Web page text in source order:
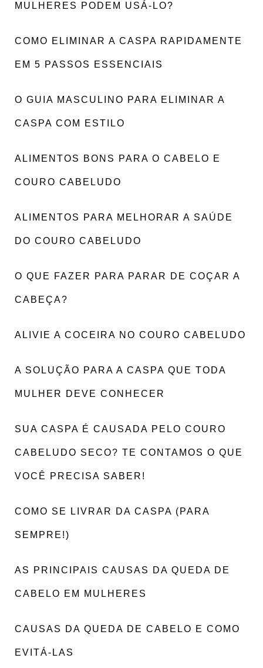
MULHERES PODEM USÁ-LO?
COMO ELIMINAR A CASPA RAPIDAMENTE
EM 5 PASSOS ESSENCIAIS
O GUIA MASCULINO PARA ELIMINAR A
CASPA COM ESTILO
ALIMENTOS BONS PARA O CABELO E
COURO CABELUDO
ALIMENTOS PARA MELHORAR A SAÚDE
DO COURO CABELUDO
O QUE FAZER PARA PARAR DE COÇAR A
CABEÇA?
ALIVIE A COCEIRA NO COURO CABELUDO
A SOLUÇÃO PARA A CASPA QUE TODA
MULHER DEVE CONHECER
SUA CASPA É CAUSADA PELO COURO
CABELUDO SECO? TE CONTAMOS O QUE
VOCÊ PRECISA SABER!
COMO SE LIVRAR DA CASPA (PARA
SEMPRE!)
AS PRINCIPAIS CAUSAS DA QUEDA DE
CABELO EM MULHERES
CAUSAS DA QUEDA DE CABELO E COMO
EVITÁ-LAS